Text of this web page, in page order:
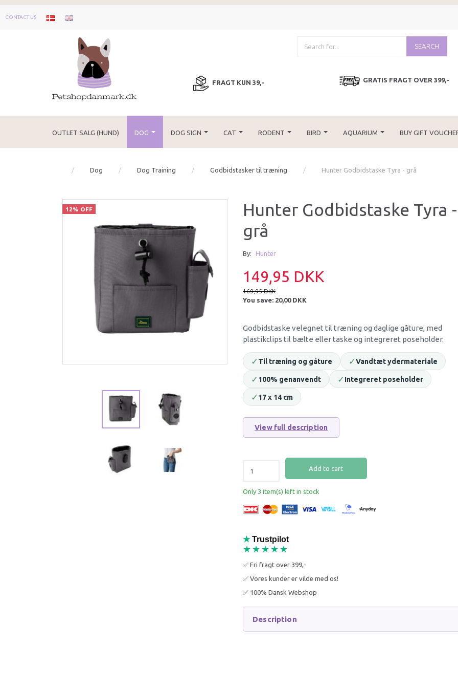
CONTACT US
SEARCH
FRAGT KUN 39,- GRATIS FRAGT OVER 399,-
OUTLET SALG (HUND) DOG DOG SIGN CAT RODENT BIRD AQUARIUM BUY GIFT
Dog Dog Training Godbidstasker til træning Hunter Godbidstaske Tyra - grå
12% OFF
Hunter Godbidstaske Tyra -
grå
By: Hunter
149,95 DKK
169,95 DKK
You save: 20,00 DKK
Godbidstaske velegnet til træning og daglige gåture, med
plastikclips til bælte eller taske og integreret poseholder.
✓Til træning og gåture ✓Vandtæt ydermateriale
✓100% genanvendt ✓Integreret poseholder
✓17 x 14 cm
View full description
Add to cart
Only 3 item(s) left in stock
★ Trustpilot
★★★★★
✅ Fri fragt over 399,-
✅ Vores kunder er vilde med os!
✅ 100% Dansk Webshop
Description
SNACK'IT SOFTIES MED STRUDS
- KORN & GLUTENFRI 200G
25,46 DKK
You save:
SNACK’IT
KORN- &
25,46 DKK
29,95 DKK